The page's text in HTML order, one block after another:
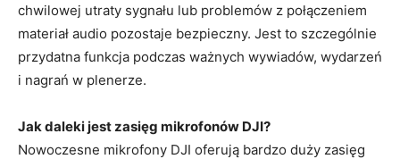
chwilowej utraty sygnału lub problemów z połączeniem
materiał audio pozostaje bezpieczny. Jest to szczególnie
przydatna funkcja podczas ważnych wywiadów, wydarzeń
i nagrań w plenerze.
Jak daleki jest zasięg mikrofonów DJI?
Nowoczesne mikrofony DJI oferują bardzo duży zasięg